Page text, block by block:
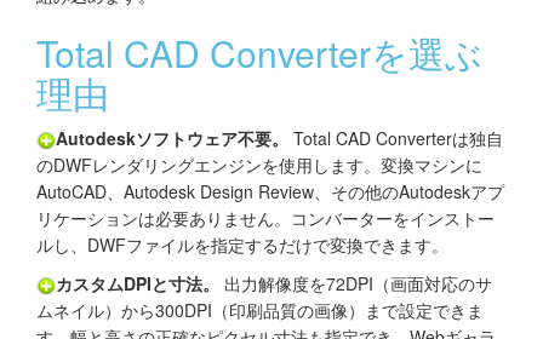
Total CAD Converterを選ぶ
理由
Autodeskソフトウェア不要。
Total CAD Converterは独自
のDWFレンダリングエンジンを使用します。変換マシンに
AutoCAD、Autodesk Design Review、その他のAutodeskアプ
リケーションは必要ありません。コンバーターをインストー
ルし、DWFファイルを指定するだけで変換できます。
カスタムDPIと寸法。
出力解像度を72DPI（画面対応のサ
ムネイル）から300DPI（印刷品質の画像）まで設定できま